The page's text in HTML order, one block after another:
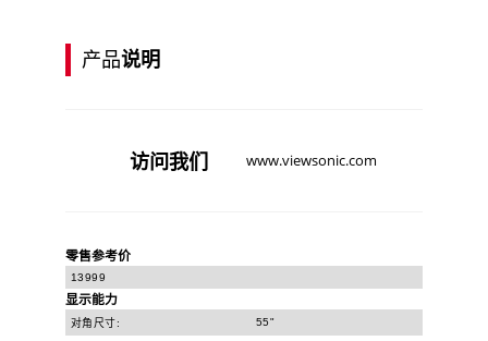
产品说明
访问我们 www.viewsonic.com
零售参考价
13999
显示能力
对角尺寸: 55"